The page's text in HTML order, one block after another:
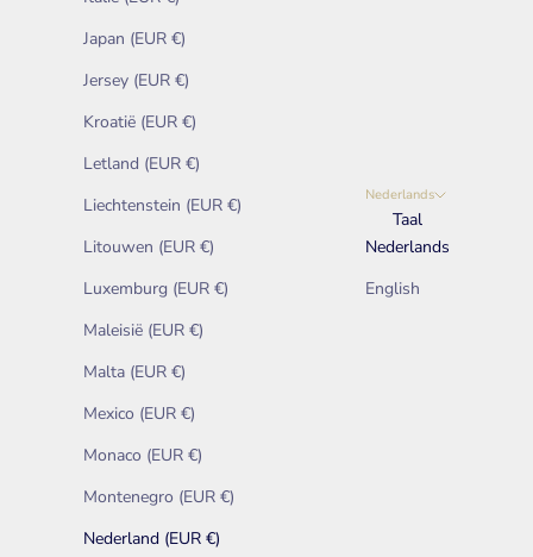
Japan (EUR €)
Jersey (EUR €)
Kroatië (EUR €)
Letland (EUR €)
Liechtenstein (EUR €)
Litouwen (EUR €)
Luxemburg (EUR €)
Maleisië (EUR €)
Malta (EUR €)
Mexico (EUR €)
Monaco (EUR €)
Montenegro (EUR €)
Nederland (EUR €)
Nederlands
Taal
Nederlands
English